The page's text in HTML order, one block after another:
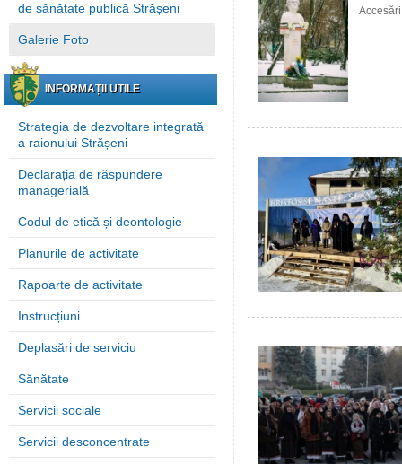
de sănătate publică Strășeni
Galerie Foto
INFORMAȚII UTILE
Strategia de dezvoltare integrată
a raionului Strășeni
Declarația de răspundere
managerială
Codul de etică și deontologie
Planurile de activitate
Rapoarte de activitate
Instrucțiuni
Deplasări de serviciu
Sănătate
Servicii sociale
Servicii desconcentrate